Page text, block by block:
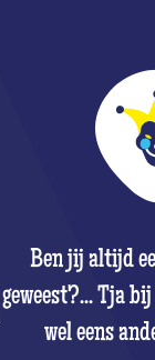
Ben jij altijd
geweest?... Tja
wel eens